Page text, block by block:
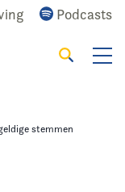
Podcasts
Zoeken
stemmen